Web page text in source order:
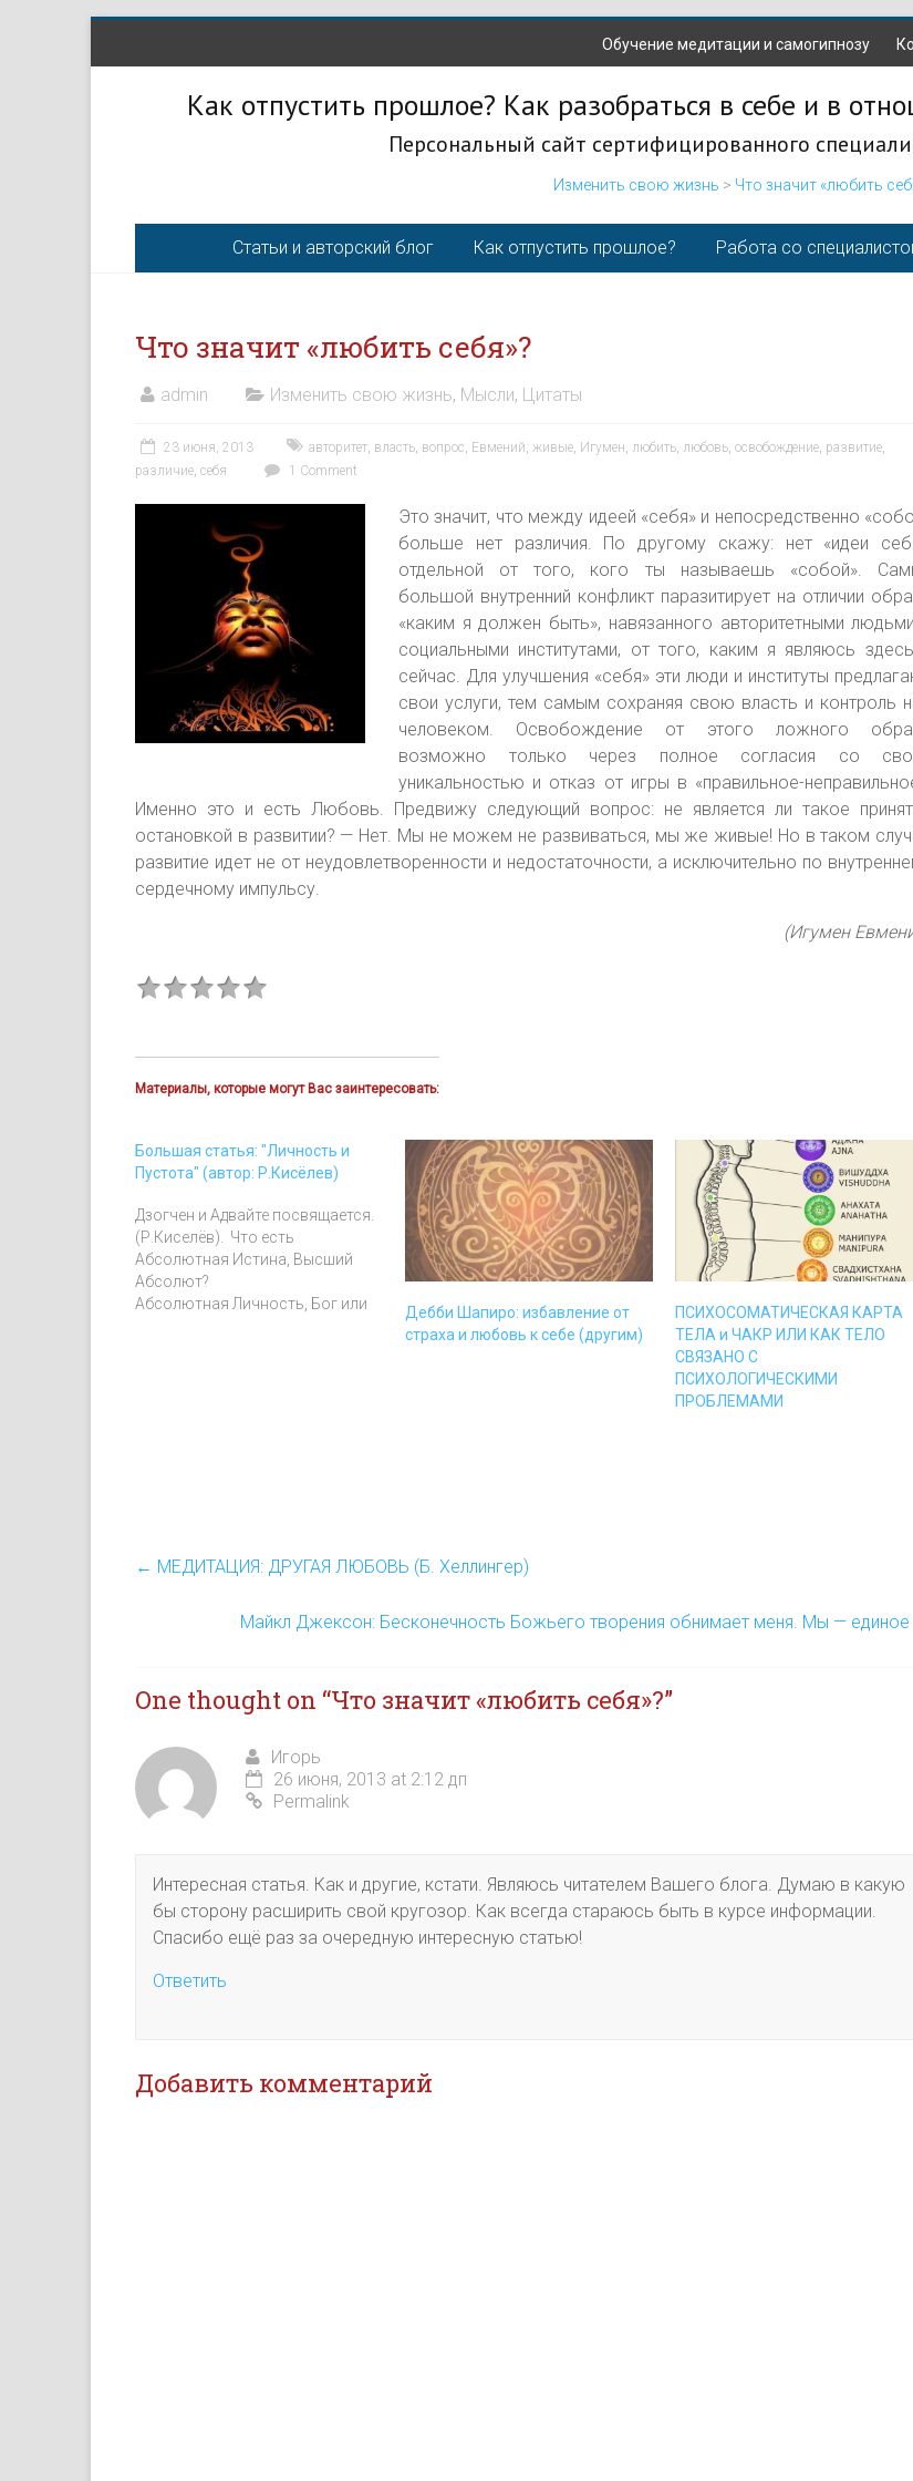
Обучение медитации и самогипнозу
Как отпустить прошлое? Как разобраться в себе и в
Персональный сайт сертифицированного
Изменить свою жизнь > Что значит «любить
Статьи и авторский блог Как отпустить прошлое? Работа со
Что значит «любить себя»?
admin Изменить свою жизнь, Мысли, Цитаты
23 июня, 2013 авторитет, власть, вопрос, Евмений, живые, Игумен, любить, любовь, освобождение, развитие,
различие, себя 1 Comment
Это значит, что между идеей «себя» и непосредственно
больше нет различия. По другому скажу: нет «идеи
отдельной от того, кого ты называешь «собой».
большой внутренний конфликт паразитирует на отличии
«каким я должен быть», навязанного авторитетными
социальными институтами, от того, каким я являюсь
сейчас. Для улучшения «себя» эти люди и институты
свои услуги, тем самым сохраняя свою власть и контроль
человеком. Освобождение от этого ложного
возможно только через полное согласия со
уникальностью и отказ от игры в «правильное-
Именно это и есть Любовь. Предвижу следующий вопрос: не является ли такое
остановкой в развитии? — Нет. Мы не можем не развиваться, мы же живые! Но в таком
развитие идет не от неудовлетворенности и недостаточности, а исключительно по
сердечному импульсу.
(Игумен
Материалы, которые могут Вас заинтересовать:
Большая статья: "Личность и
Пустота" (автор: Р.Кисёлев)
Дзогчен и Адвайте посвящается.
(Р.Киселёв). Что есть
Абсолютная Истина, Высший
Абсолют?
Абсолютная Личность, Бог или
Дебби Шапиро: избавление от
страха и любовь к себе (другим)
ПСИХОСОМАТИЧЕСКАЯ КАРТА
ТЕЛА и ЧАКР ИЛИ КАК ТЕЛО
СВЯЗАНО С
ПСИХОЛОГИЧЕСКИМИ
ПРОБЛЕМАМИ
← МЕДИТАЦИЯ: ДРУГАЯ ЛЮБОВЬ (Б. Хеллингер)
Майкл Джексон: Бесконечность Божьего творения обнимает меня. Мы — единое
One thought on “Что значит «любить себя»?”
Игорь
26 июня, 2013 at 2:12 дп
Permalink
Интересная статья. Как и другие, кстати. Являюсь читателем Вашего блога. Думаю в какую
бы сторону расширить свой кругозор. Как всегда стараюсь быть в курсе информации.
Спасибо ещё раз за очередную интересную статью!
Ответить
Добавить комментарий